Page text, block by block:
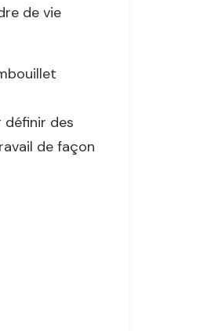
de vie
définir des
de façon